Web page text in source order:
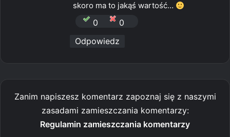
skoro ma to jakąś wartość…
0
0
Odpowiedz
Zanim napiszesz komentarz zapoznaj się z naszymi
zasadami zamieszczania komentarzy:
Regulamin zamieszczania komentarzy